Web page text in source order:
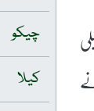
چیکو
کیلا